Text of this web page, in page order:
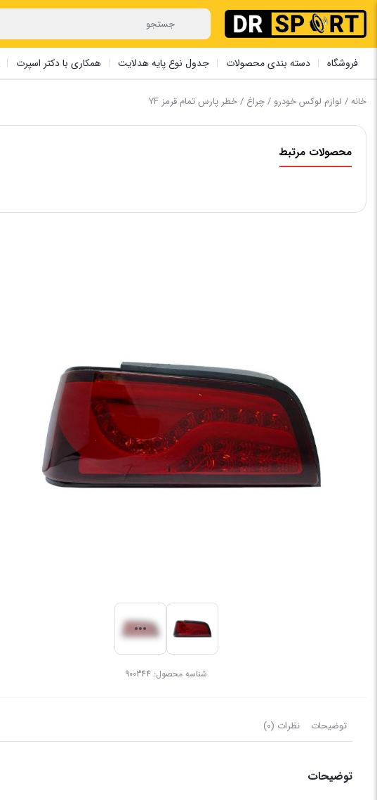
فروشگاه دسته بندی محصولات جدول نوع پایه هدلایت همکاری با دکتر اسپرت
خانه/ لوازم لوکس خودرو /چراغ / خطر پارس تمام قرمز YF
محصولات مرتبط
شناسه محصول:900344
توضیحات نظرات (0)
توضیحات